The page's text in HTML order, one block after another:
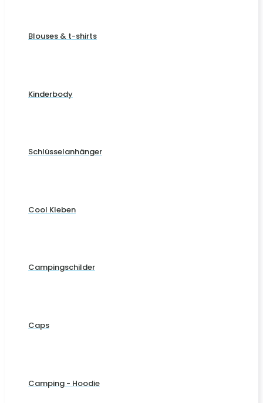
Blouses & t-shirts
Kinderbody
Schlüsselanhänger
Cool Kleben
Campingschilder
Caps
Camping - Hoodie